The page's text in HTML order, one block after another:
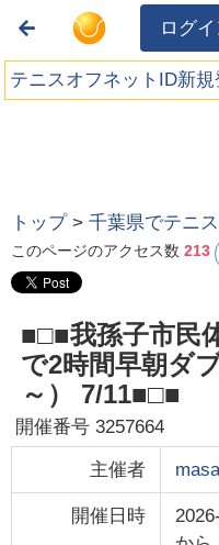
ログ
テニスオフネットID新規
トップ >千葉県でテニ
このページのアクセス数213
■□■我孫子市民
で2時間早朝ダ
～） 7/11■□■
開催番号3257664
主催者
開催日時